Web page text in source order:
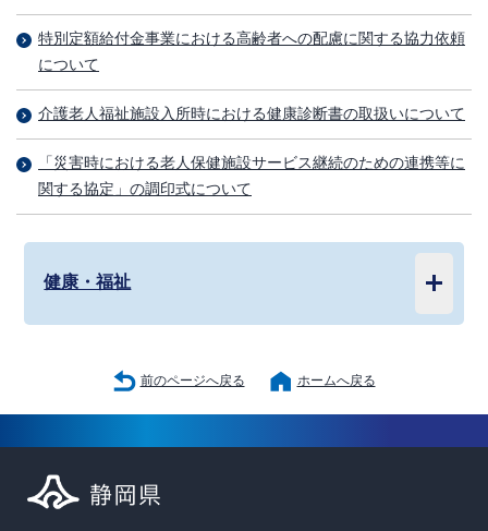
特別定額給付金事業における高齢者への配慮に関する協力依頼
について
介護老人福祉施設入所時における健康診断書の取扱いについて
「災害時における老人保健施設サービス継続のための連携等に
関する協定」の調印式について
健康・福祉
前のページへ戻る ホームへ戻る